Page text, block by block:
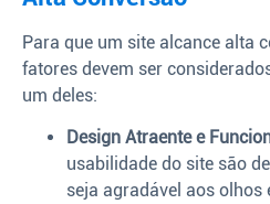
Para que um site alcance alta
fatores devem ser
um deles:
Design Atraente e
usabilidade do site são
seja agradável aos olhos